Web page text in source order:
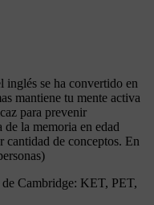
se ha convertido en
mantiene tu mente activa
para prevenir
la memoria en edad
cantidad de conceptos. En
de Cambridge: KET, PET,